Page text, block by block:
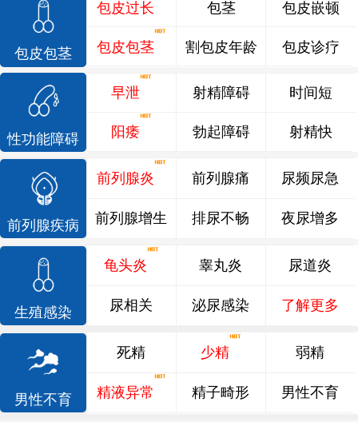
包皮包茎
包皮过长
包皮包茎
包茎
割包皮年龄
包皮嵌顿
包皮诊疗
性功能障碍
早泄
阳痿
射精障碍
勃起障碍
时间短
射精快
前列腺疾病
前列腺炎 前列腺痛 尿频尿急
前列腺增生 排尿不畅 夜尿增多
生殖感染
龟头炎 睾丸炎 尿道炎
尿相关 泌尿感染 了解更多
男性不育
死精 少精 弱精
精液异常 精子畸形 男性不育